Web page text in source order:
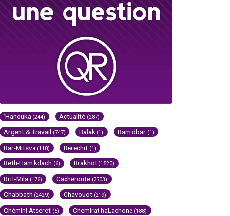
'Hanouka (244) Actualité (287)
Argent & Travail (747) Balak (1) Bamidbar (1)
Bar-Mitsva (118) Berechit (1)
Beth-Hamikdach (6) Brakhot (1520)
Brit-Mila (176) Cacheroute (3703)
Chabbath (2429) Chavouot (219)
Chémini Atseret (5) Chemirat haLachone (188)